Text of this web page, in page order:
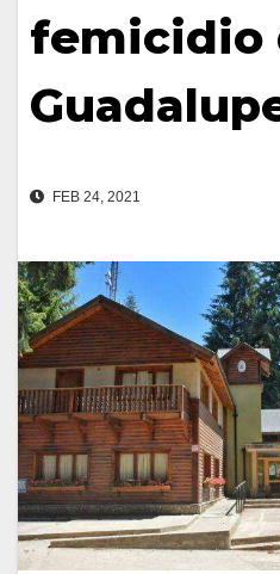
femicidio
FEB 24, 2021